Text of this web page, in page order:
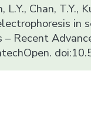
L.Y., Chan, T.Y.,
in
– Recent